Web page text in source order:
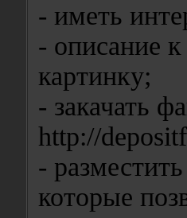
- иметь
- описание
картинку;
- закачать
http://
-
которые